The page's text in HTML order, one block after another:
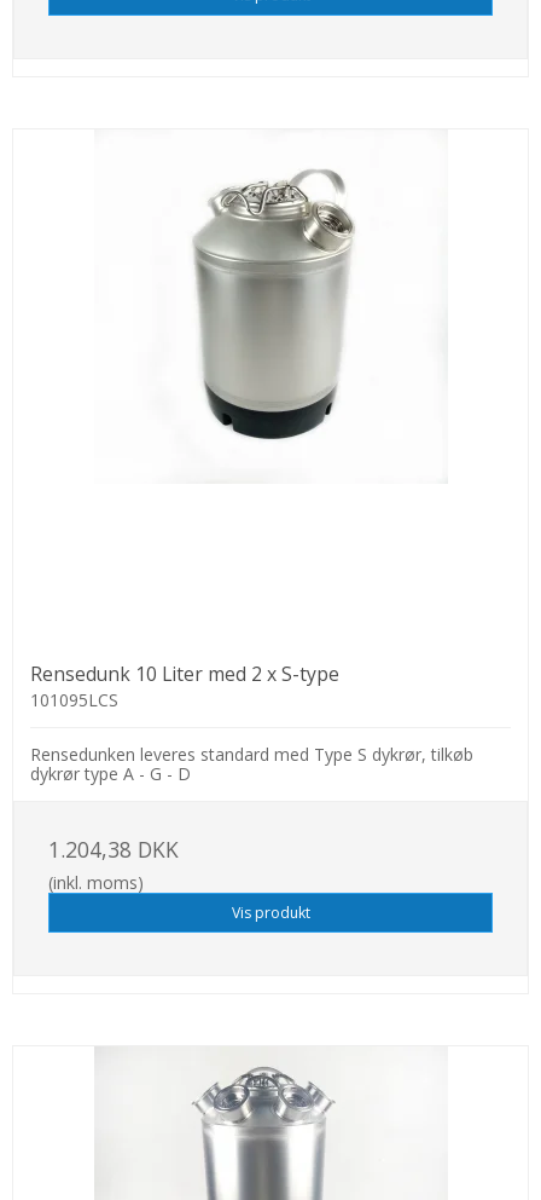
Rensedunk 10 Liter med 2 x S-type
101095LCS
Rensedunken leveres standard med Type S dykrør, tilkøb
dykrør type A - G - D
1.204,38 DKK
(inkl. moms)
Vis produkt